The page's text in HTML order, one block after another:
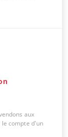
aux
compte d'un